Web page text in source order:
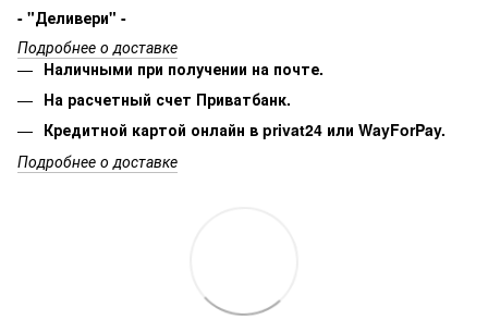
- "Деливери" -
Подробнее о доставке
Наличными при получении на почте.
На расчетный счет Приватбанк.
Кредитной картой онлайн в privat24 или WayForPay.
Подробнее о доставке